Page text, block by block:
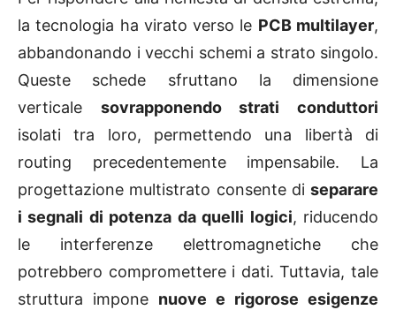
la tecnologia ha virato verso le PCB multilayer,
abbandonando i vecchi schemi a strato singolo.
Queste schede sfruttano la dimensione
verticale sovrapponendo strati conduttori
isolati tra loro, permettendo una libertà di
routing precedentemente impensabile. La
progettazione multistrato consente di separare
i segnali di potenza da quelli logici, riducendo
le interferenze elettromagnetiche che
potrebbero compromettere i dati. Tuttavia, tale
struttura impone nuove e rigorose esigenze